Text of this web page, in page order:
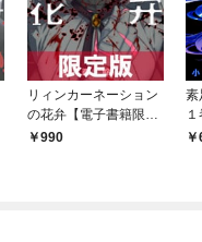
リィンカーネーション
の花弁【電子書籍限定
版】 14巻
990
素